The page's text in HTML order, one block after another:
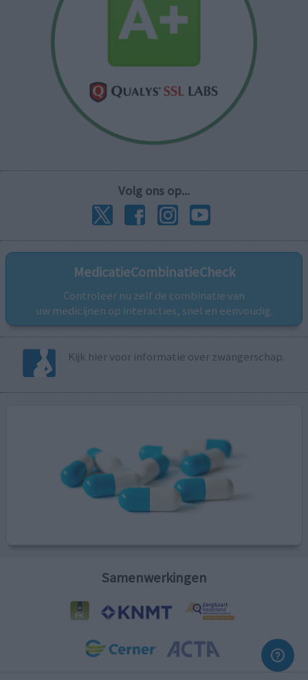
Volg ons op...
MedicatieCombinatieCheck
Controleer nu zelf de combinatie van
uw medicijnen op interacties, snel en eenvoudig.
Kijk hier voor informatie over zwangerschap.
Samenwerkingen